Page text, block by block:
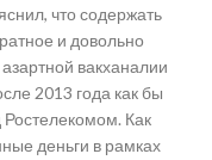
что содержать
и довольно
вакханалии
2013 года как бы
Как
деньги в рамках